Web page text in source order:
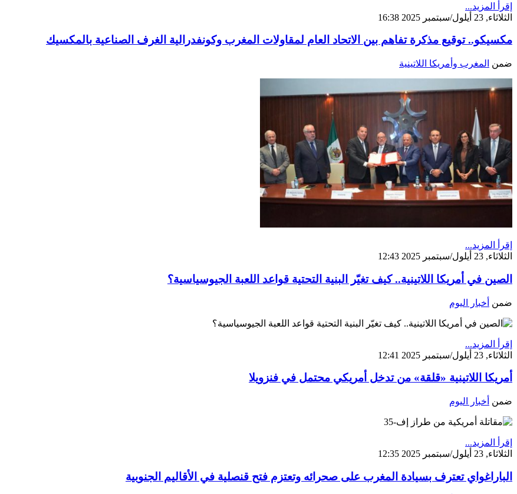
إقرأ المزيد...
الثلاثاء, 23 أيلول/سبتمبر 2025 16:38
مكسيكو.. توقيع مذكرة تفاهم بين الاتحاد العام لمقاولات المغرب وكونفدرالية الغرف الصناعية بالمكسيك
ضمن المغرب وأمريكا اللاتينية
إقرأ المزيد...
الثلاثاء, 23 أيلول/سبتمبر 2025 12:43
الصين في أمريكا اللاتينية.. كيف تغيّر البنية التحتية قواعد اللعبة الجيوسياسية؟
ضمن أخبار اليوم
إقرأ المزيد...
الثلاثاء, 23 أيلول/سبتمبر 2025 12:41
أمريكا اللاتينية «قلقة» من تدخل أمريكي محتمل في فنزويلا
ضمن أخبار اليوم
إقرأ المزيد...
الثلاثاء, 23 أيلول/سبتمبر 2025 12:35
الباراغواي تعترف بسيادة المغرب على صحرائه وتعتزم فتح قنصلية في الأقاليم الجنوبية